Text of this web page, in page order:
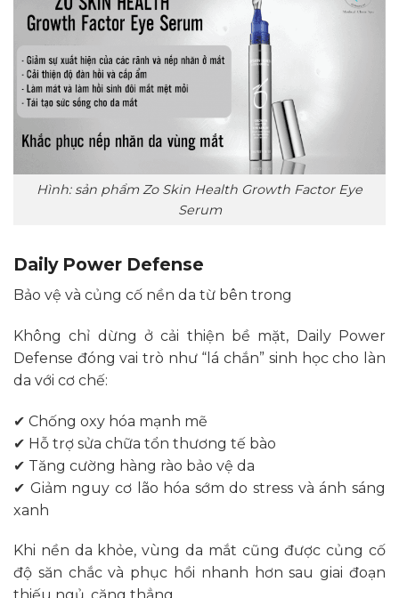
Hình: sản phẩm Zo Skin Health Growth Factor Eye
Serum
Daily Power Defense
Bảo vệ và củng cố nền da từ bên trong
Không chỉ dừng ở cải thiện bề mặt, Daily Power
Defense đóng vai trò như “lá chắn” sinh học cho làn
da với cơ chế:
✔ Chống oxy hóa mạnh mẽ
✔ Hỗ trợ sửa chữa tổn thương tế bào
✔ Tăng cường hàng rào bảo vệ da
✔ Giảm nguy cơ lão hóa sớm do stress và ánh sáng
xanh
Khi nền da khỏe, vùng da mắt cũng được củng cố
độ săn chắc và phục hồi nhanh hơn sau giai đoạn